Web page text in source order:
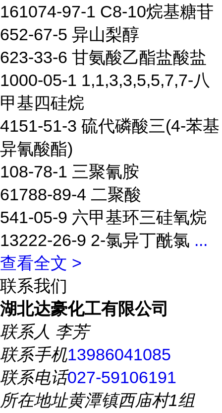
161074-97-1 C8-10烷基糖苷
652-67-5 异山梨醇
623-33-6 甘氨酸乙酯盐酸盐
1000-05-1 1,1,3,3,5,5,7,7-八
甲基四硅烷
4151-51-3 硫代磷酸三(4-苯基
异氰酸酯)
108-78-1 三聚氰胺
61788-89-4 二聚酸
541-05-9 六甲基环三硅氧烷
13222-26-9 2-氯异丁酰氯 ...
查看全文 >
联系我们
湖北达豪化工有限公司
联系人 李芳
联系手机13986041085
联系电话027-59106191
所在地址黄潭镇西庙村1组